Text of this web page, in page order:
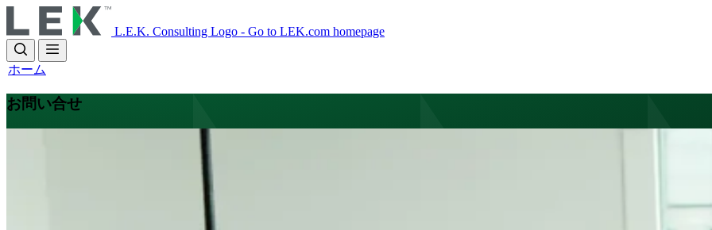
to
main
content
L.E.K. Consulting Logo - Go to LEK.com homepage
ホーム
お問い合せ